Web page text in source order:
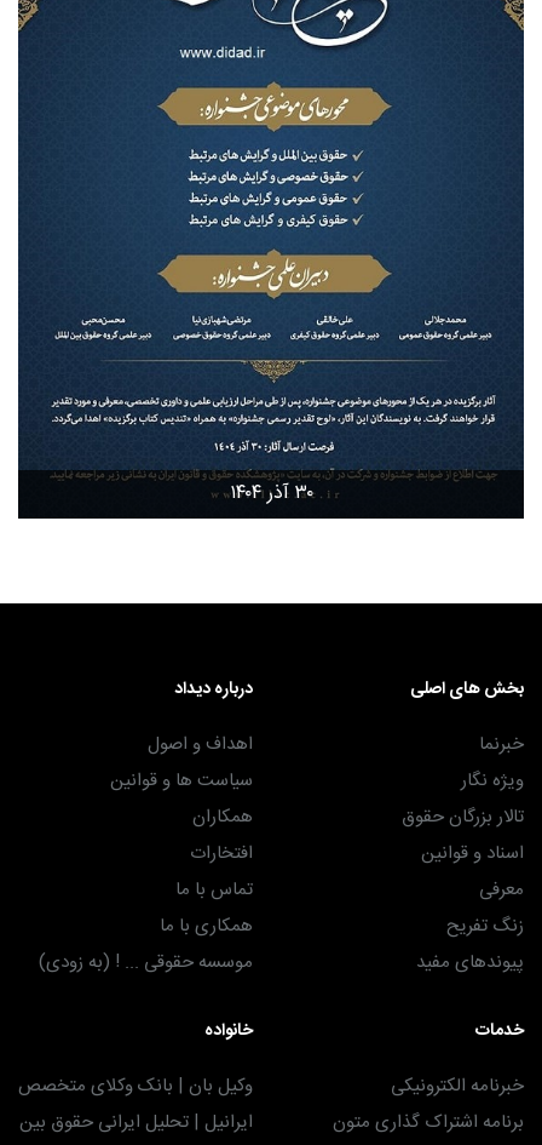
۳۰ آذر ۱۴۰۴
بخش های اصلی
خبرنما
ویژه نگار
تالار بزرگان حقوق
اسناد و قوانین
معرفی
زنگ تفریح
پیوندهای مفید
درباره دیداد
اهداف و اصول
سیاست ها و قوانین
همکاران
افتخارات
تماس با ما
همکاری با ما
موسسه حقوقی ... ! (به زودی)
خدمات
خبرنامه الکترونیکی
برنامه اشتراک گذاری متون
خانواده
وکیل بان | بانک وکلای متخصص
ایرانیل | تحلیل ایرانی حقوق بین